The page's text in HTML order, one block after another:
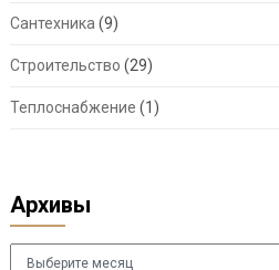
Сантехника (9)
Строительство (29)
Теплоснабжение (1)
Архивы
Архивы